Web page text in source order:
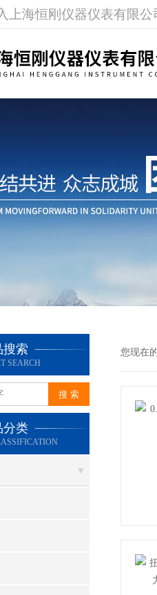
上海恒刚仪器仪表有限公
搜索
SEARCH
分类
您现在